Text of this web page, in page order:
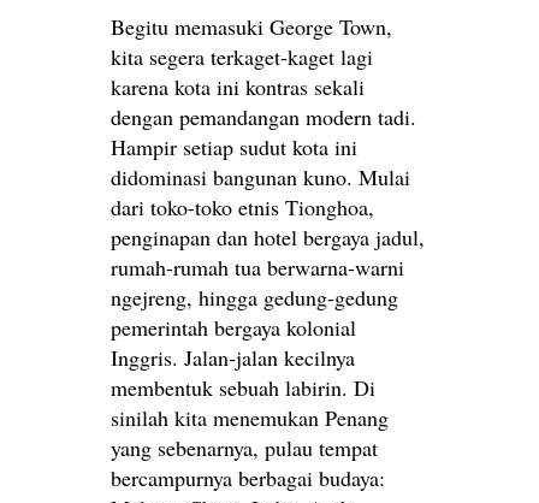
Begitu memasuki George Town,
kita segera terkaget-kaget lagi
karena kota ini kontras sekali
dengan pemandangan modern tadi.
Hampir setiap sudut kota ini
didominasi bangunan kuno. Mulai
dari toko-toko etnis Tionghoa,
penginapan dan hotel bergaya jadul,
rumah-rumah tua berwarna-warni
ngejreng, hingga gedung-gedung
pemerintah bergaya kolonial
Inggris. Jalan-jalan kecilnya
membentuk sebuah labirin. Di
sinilah kita menemukan Penang
yang sebenarnya, pulau tempat
bercampurnya berbagai budaya: